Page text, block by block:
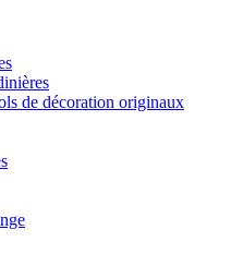
de décoration originaux